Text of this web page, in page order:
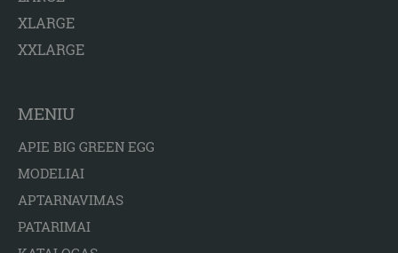
XLARGE
XXLARGE
MENIU
APIE BIG GREEN EGG
MODELIAI
APTARNAVIMAS
PATARIMAI